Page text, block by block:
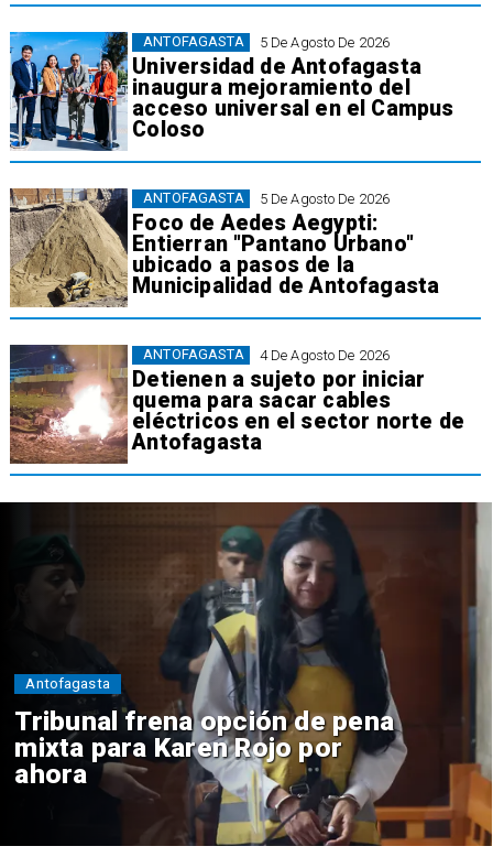
5 De Agosto De 2026
Universidad de Antofagasta
inaugura mejoramiento del
acceso universal en el Campus
Coloso
ANTOFAGASTA
5 De Agosto De 2026
Foco de Aedes Aegypti:
Entierran "Pantano Urbano"
ubicado a pasos de la
Municipalidad de Antofagasta
ANTOFAGASTA
4 De Agosto De 2026
Detienen a sujeto por iniciar
quema para sacar cables
eléctricos en el sector norte de
Antofagasta
ANTOFAGASTA
Tribunal frena opción de pena
mixta para Karen Rojo por
ahora
Antofagasta